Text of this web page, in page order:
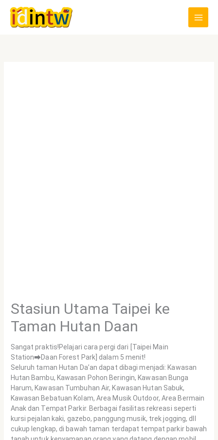
Stasiun Utama Taipei ke
Taman Hutan Daan
Sangat praktis!Pelajari cara pergi dari [Taipei Main
Station➡Daan Forest Park] dalam 5 menit!
Seluruh taman Hutan Da’an dapat dibagi menjadi: Kawasan
Hutan Bambu, Kawasan Pohon Beringin, Kawasan Bunga
Harum, Kawasan Tumbuhan Air, Kawasan Hutan Sabuk,
Kawasan Bebatuan Kolam, Area Musik Outdoor, Area Bermain
Anak dan Tempat Parkir. Berbagai fasilitas rekreasi seperti
kursi pejalan kaki, gazebo, panggung musik, trek jogging, dll
cukup lengkap, di bawah taman terdapat tempat parkir bawah